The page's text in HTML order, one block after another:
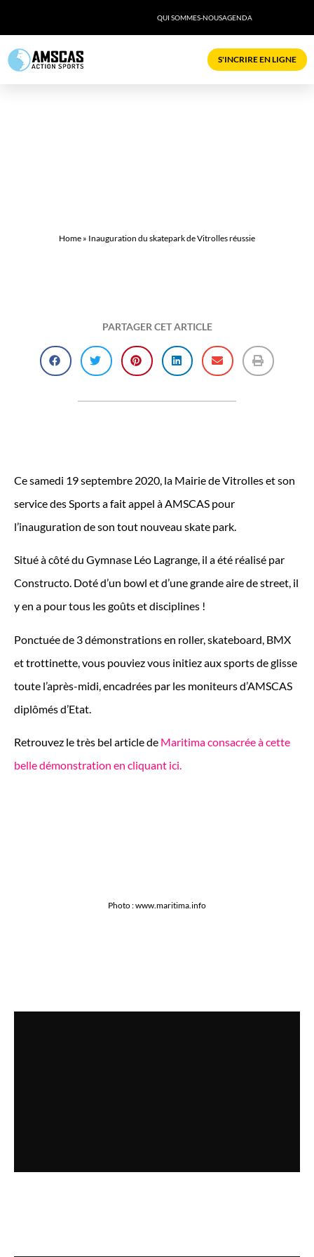
QUI SOMMES-NOUSAGENDA
S'INCRIRE EN LIGNE
Home » Inauguration du skatepark de Vitrolles réussie
PARTAGER CET ARTICLE
Ce samedi 19 septembre 2020, la Mairie de Vitrolles et son
service des Sports a fait appel à AMSCAS pour
l’inauguration de son tout nouveau skate park.
Situé à côté du Gymnase Léo Lagrange, il a été réalisé par
Constructo. Doté d’un bowl et d’une grande aire de street, il
y en a pour tous les goûts et disciplines !
Ponctuée de 3 démonstrations en roller, skateboard, BMX
et trottinette, vous pouviez vous initiez aux sports de glisse
toute l’après-midi, encadrées par les moniteurs d’AMSCAS
diplômés d’Etat.
Retrouvez le très bel article de Maritima consacrée à cette
belle démonstration en cliquant ici.
Photo : www.maritima.info